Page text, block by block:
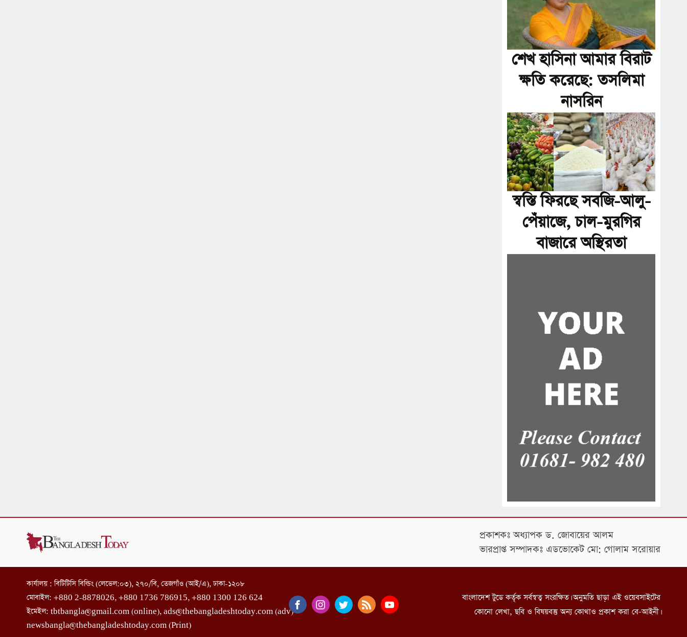
শেখ হাসিনা আমার বিরাট
ক্ষতি করেছে: তসলিমা
নাসরিন
স্বস্তি ফিরছে সবজি-আলু-
পেঁয়াজে, চাল-মুরগির
বাজারে অস্থিরতা
প্রকাশকঃ অধ্যাপক ড. জোবায়ের আলম
ভারপ্রাপ্ত সম্পাদকঃ এডভোকেট মো: গোলাম সরোয়ার
কার্যালয় : বিটিটিসি বিল্ডিং (লেভেল:০৩), ২৭০/বি, তেজগাঁও (আই/এ), ঢাকা-১২০৮
মোবাইল: +880 2-8878026, +880 1736 786915, +880 1300 126 624
ইমেইল: tbtbangla@gmail.com (online), ads@thebangladeshtoday.com (adv)
newsbangla@thebangladeshtoday.com (Print)
বাংলাদেশ টুডে কর্তৃক সর্বস্বত্ব সংরক্ষিত। অনুমতি ছাড়া এই ওয়েবসাইটের
কোনো লেখা, ছবি ও বিষয়বস্তু অন্য কোথাও প্রকাশ করা বে-আইনী।